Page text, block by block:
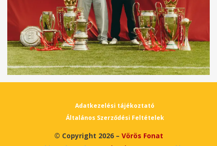
Adatkezelési tájékoztató
Általános Szerződési Feltételek
© Copyright 2026 – Vörös Fonat